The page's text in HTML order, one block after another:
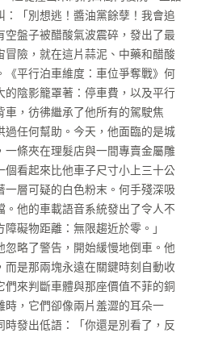
：「別想逃！醬油黨餘孽！我會追
空盤子被醋酸氣波震碎，發出了最
冒險，就在這片蒜泥、中藥和醋酸
《平行泊車維度：車位爭奪戰》何
的陰影籠罩著：停車費，以及平行
車，彷彿繼承了他所有的駕駛焦
過任何幫助。今天，他面臨的是城
一條夾在理髮店與一間專賣金屬雕
個看起來比他車子尺寸小上三十公
一層可疑的白色粉末。何手殘深吸
。他的車載語音系統發出了令人不
礙物距離：無限趨近於零。」
忽略了警告，開始緩慢地倒車。他
而是那兩塊永遠在關鍵時刻自動收
們來判斷車體與那座價值不菲的銅
時，它們卻像兩片羞澀的耳朵一
時發出低語：「你還是別看了，反